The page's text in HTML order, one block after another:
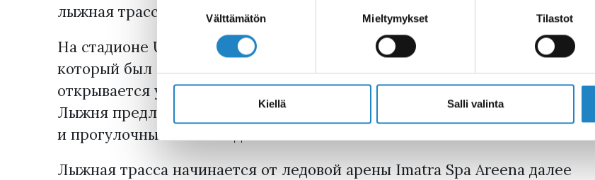
valinta
Välttämätön Mieltymykset Tilastot
Kiellä Salli valinta
лыжная трасса «Первый снег».
На стадионе Ukonniemi будет сооружена лыжня из натурального снега,
который был сохранен с прошлой зимы. Лыжный сезон в Иматре
открывается уже в конце октября и будет актуален до поздней весны.
Лыжня предлагает традиционные условия для занятий - это свободные
и прогулочные стили езды.
Лыжная трасса начинается от ледовой арены Imatra Spa Areena далее